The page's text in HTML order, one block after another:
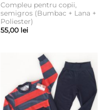
Compleu pentru copii,
semigros (Bumbac + Lana +
Poliester)
55,00 lei